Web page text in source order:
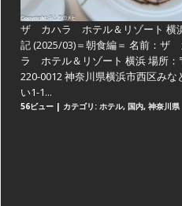
ザ カハラ ホテル＆リゾート 横
記 (2025/03)＝朝食編＝ 名前：ザ
ラ ホテル＆リゾート 横浜 場所：
220-0012 神奈川県横浜市西区みな
い1-1...
56ビュー | カテゴリ: ホテル, 国内, 神奈川県